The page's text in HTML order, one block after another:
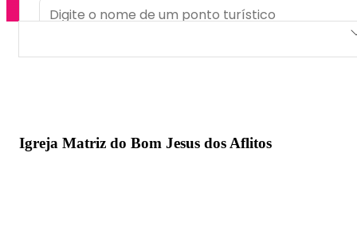
Igreja Matriz do Bom Jesus dos Aflitos